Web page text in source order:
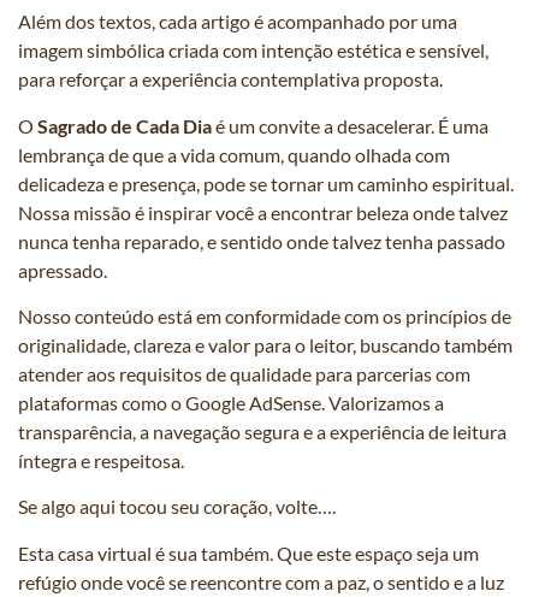
Além dos textos, cada artigo é acompanhado por uma
imagem simbólica criada com intenção estética e sensível,
para reforçar a experiência contemplativa proposta.
O Sagrado de Cada Diaé um convite a desacelerar. É uma
lembrança de que a vida comum, quando olhada com
delicadeza e presença, pode se tornar um caminho espiritual.
Nossa missão é inspirar você a encontrar beleza onde talvez
nunca tenha reparado, e sentido onde talvez tenha passado
apressado.
Nosso conteúdo está em conformidade com os princípios de
originalidade, clareza e valor para o leitor, buscando também
atender aos requisitos de qualidade para parcerias com
plataformas como o Google AdSense. Valorizamos a
transparência, a navegação segura e a experiência de leitura
íntegra e respeitosa.
Se algo aqui tocou seu coração, volte….
Esta casa virtual é sua também. Que este espaço seja um
refúgio onde você se reencontre com a paz, o sentido e a luz